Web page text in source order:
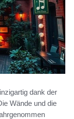
dank der
Wände und die